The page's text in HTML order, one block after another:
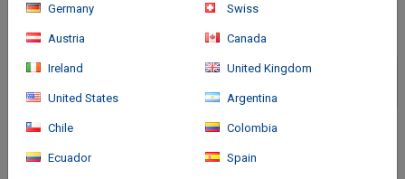
Germany Swiss
Austria Canada
Ireland United Kingdom
United States Argentina
Chile Colombia
Ecuador Spain